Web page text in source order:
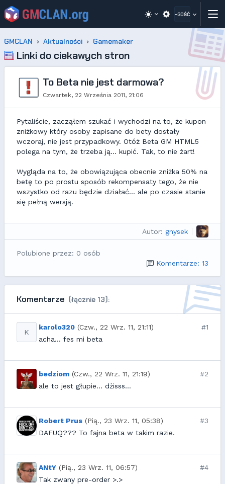
~GOŚĆ
GMCLAN Aktualności Gamemaker
Linki do ciekawych stron
To Beta nie jest darmowa?
Czwartek, 22 Września 2011, 21:06
Pytaliście, zacząłem szukać i wychodzi na to, że kupon
zniżkowy który osoby zapisane do bety dostały
wczoraj, nie jest przypadkowy. Otóż Beta GM HTML5
polega na tym, że trzeba ją... kupić. Tak, to nie żart!
Wygląda na to, że obowiązująca obecnie zniżka 50% na
betę to po prostu sposób rekompensaty tego, że nie
wszystko od razu będzie działać... ale po czasie stanie
się pełną wersją.
Autor: gnysek
Polubione przez: 0 osób
Komentarze: 13
Komentarze (łącznie 13):
K
karolo320 (Czw., 22 Wrz. 11, 21:11)
#1
acha... fes mi beta
bedziom (Czw., 22 Wrz. 11, 21:19)
#2
ale to jest głupie... dżisss...
Robert Prus (Pią., 23 Wrz. 11, 05:38)
#3
DAFUQ??? To fajna beta w takim razie.
ANtY (Pią., 23 Wrz. 11, 06:57)
#4
Tak zwany pre-order >.>